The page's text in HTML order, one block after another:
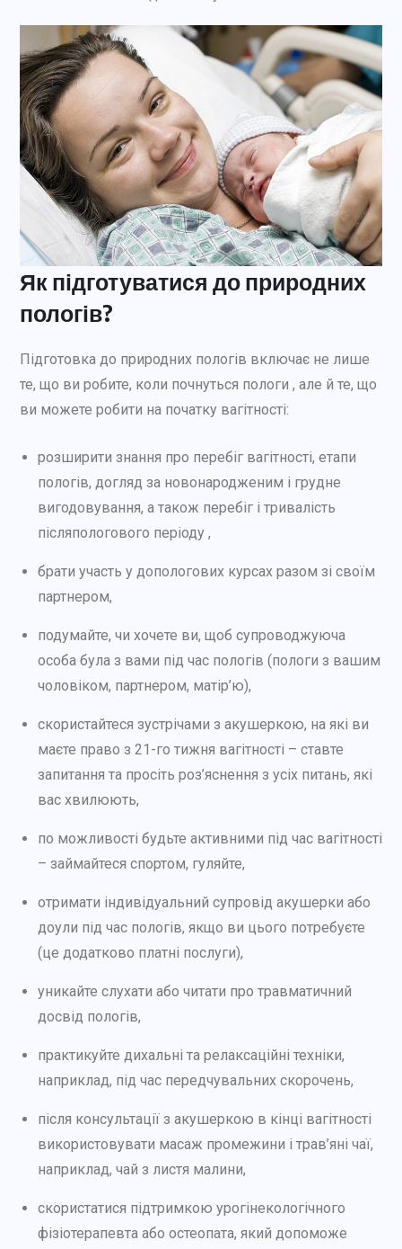
Як підготуватися до природних
пологів?
Підготовка до природних пологів включає не лише
те, що ви робите, коли почнуться пологи , але й те, що
ви можете робити на початку вагітності:
розширити знання про перебіг вагітності, етапи
пологів, догляд за новонародженим і грудне
вигодовування, а також перебіг і тривалість
післяпологового періоду ,
брати участь у допологових курсах разом зі своїм
партнером,
подумайте, чи хочете ви, щоб супроводжуюча
особа була з вами під час пологів (пологи з вашим
чоловіком, партнером, матір’ю),
скористайтеся зустрічами з акушеркою, на які ви
маєте право з 21-го тижня вагітності – ставте
запитання та просіть роз’яснення з усіх питань, які
вас хвилюють,
по можливості будьте активними під час вагітності
– займайтеся спортом, гуляйте,
отримати індивідуальний супровід акушерки або
доули під час пологів, якщо ви цього потребуєте
(це додатково платні послуги),
уникайте слухати або читати про травматичний
досвід пологів,
практикуйте дихальні та релаксаційні техніки,
наприклад, під час передчувальних скорочень,
після консультації з акушеркою в кінці вагітності
використовувати масаж промежини і трав’яні чаї,
наприклад, чай з листя малини,
скористатися підтримкою урогінекологічного
фізіотерапевта або остеопата, який допоможе